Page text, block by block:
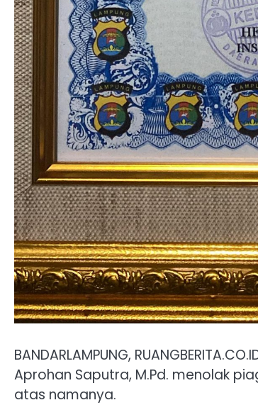
BANDARLAMPUNG,
Aprohan Saputra, M.Pd. menolak
atas namanya.